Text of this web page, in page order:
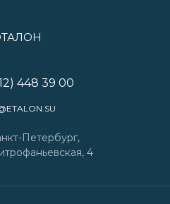
448 39 00
Петербург,
4